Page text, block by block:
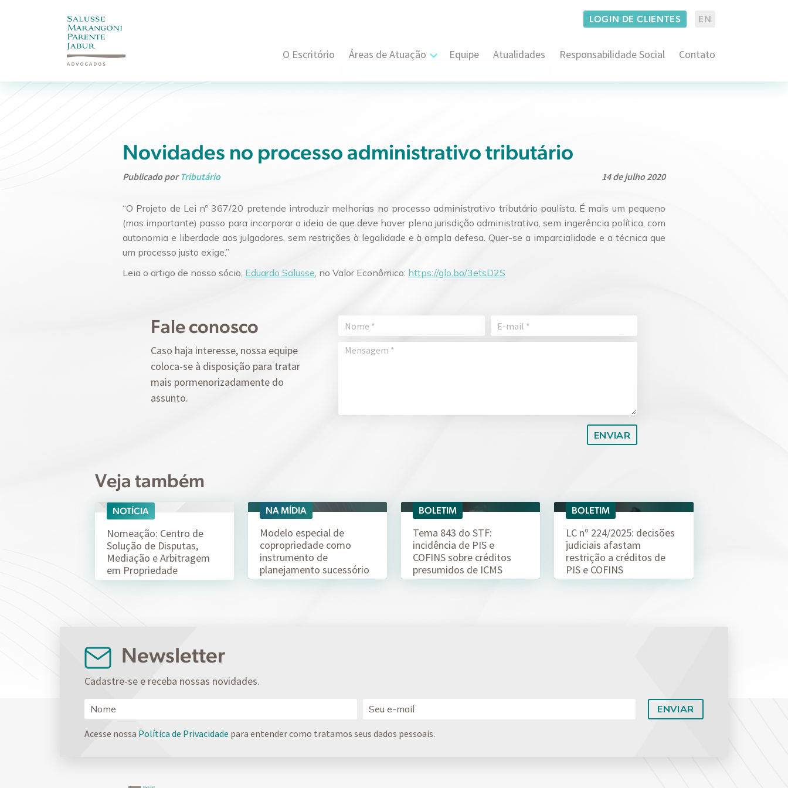
LOGIN DE CLIENTES EN
O Escritório Áreas de Atuação
Cível, Comercial e Consumidor Estratégico
Administrativo e Regulatório
Família
Propriedade Intelectual
Contencioso em Propriedade Intelectual
Proteção de Dados
Pré-Contencioso Cível
Litígios Societários
Operações Societárias e M&A
Trabalhista e Sindical
Consultivo Trabalhista
Equipe Atualidades Responsabilidade Social Contato
Novidades no processo administrativo tributário
Publicado porTributário 14 de julho 2020
“O Projeto de Lei nº 367/20 pretende introduzir melhorias no processo administrativo tributário paulista. É mais um pequeno
(mas importante) passo para incorporar a ideia de que deve haver plena jurisdição administrativa, sem ingerência política, com
autonomia e liberdade aos julgadores, sem restrições à legalidade e à ampla defesa. Quer-se a imparcialidade e a técnica que
um processo justo exige.”
Leia o artigo de nosso sócio, Eduardo Salusse, no Valor Econômico: https://glo.bo/3etsD2S
Fale conosco
Caso haja interesse, nossa equipe
coloca-se à disposição para tratar
mais pormenorizadamente do
assunto.
Veja também
07/08
NOTÍCIA
Nomeação: Centro de
Solução de Disputas,
Mediação e Arbitragem
em Propriedade
Intelectual da ABPI (CSD-
06/08
NA MÍDIA
Modelo especial de
copropriedade como
instrumento de
planejamento sucessório
04/08
BOLETIM
Tema 843 do STF:
incidência de PIS e
COFINS sobre créditos
presumidos de ICMS
04/08
BOLETIM
LC nº 224/2025: decisões
judiciais afastam
restrição a créditos de
PIS e COFINS
Newsletter
Cadastre-se e receba nossas novidades.
Acesse nossa Política de Privacidade para entender como tratamos seus dados pessoais.